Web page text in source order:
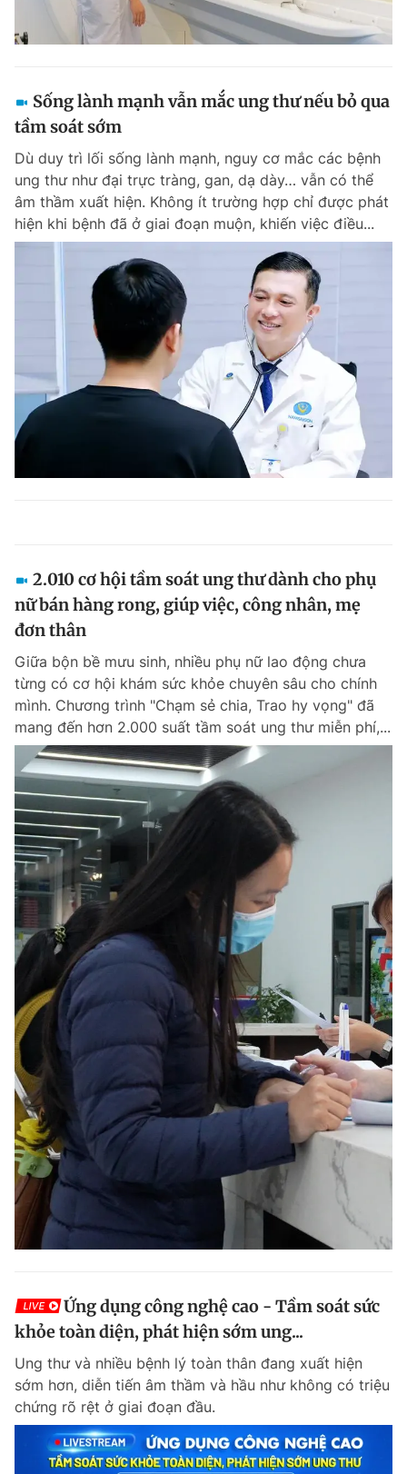
Sống lành mạnh vẫn mắc ung thư nếu bỏ qua
tầm soát sớm
Dù duy trì lối sống lành mạnh, nguy cơ mắc các bệnh
ung thư như đại trực tràng, gan, dạ dày… vẫn có thể
âm thầm xuất hiện. Không ít trường hợp chỉ được phát
hiện khi bệnh đã ở giai đoạn muộn, khiến việc điều...
2.010 cơ hội tầm soát ung thư dành cho phụ
nữ bán hàng rong, giúp việc, công nhân, mẹ
đơn thân
Giữa bộn bề mưu sinh, nhiều phụ nữ lao động chưa
từng có cơ hội khám sức khỏe chuyên sâu cho chính
mình. Chương trình "Chạm sẻ chia, Trao hy vọng" đã
mang đến hơn 2.000 suất tầm soát ung thư miễn phí,...
LIVE
Ứng dụng công nghệ cao - Tầm soát sức
khỏe toàn diện, phát hiện sớm ung...
Ung thư và nhiều bệnh lý toàn thân đang xuất hiện
sớm hơn, diễn tiến âm thầm và hầu như không có triệu
chứng rõ rệt ở giai đoạn đầu.